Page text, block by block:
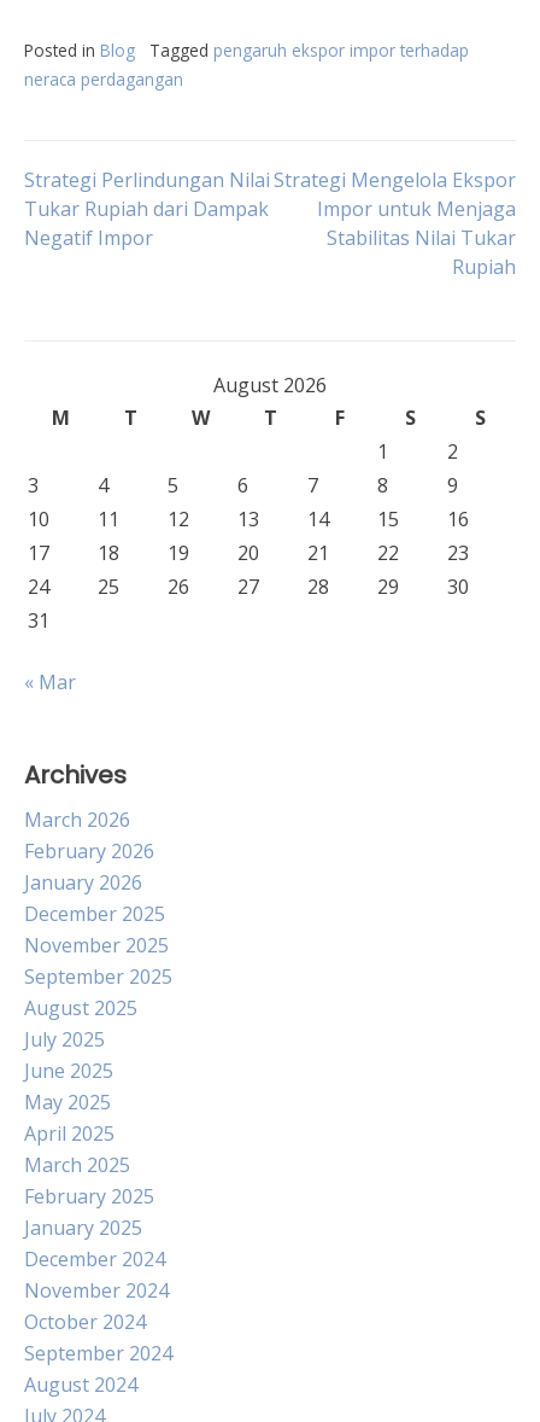
Posted in Blog Tagged pengaruh ekspor impor terhadap
neraca perdagangan
Post
navigation
Strategi Perlindungan Nilai
Tukar Rupiah dari Dampak
Negatif Impor
Strategi Mengelola Ekspor
Impor untuk Menjaga
Stabilitas Nilai Tukar
Rupiah
August 2026
M
T W T F S
S
1
2
3
4 5 6 7 8
9
10
11 12 13 14 15
16
17
18 19 20 21 22
23
24
25 26 27 28 29
30
31
« Mar
Archives
March 2026
February 2026
January 2026
December 2025
November 2025
September 2025
August 2025
July 2025
June 2025
May 2025
April 2025
March 2025
February 2025
January 2025
December 2024
November 2024
October 2024
September 2024
August 2024
July 2024